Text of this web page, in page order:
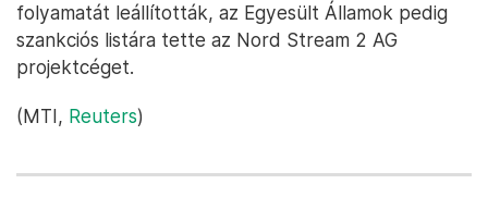
folyamatát leállították, az Egyesült Államok pedig
szankciós listára tette az Nord Stream 2 AG
projektcéget.
(MTI, Reuters)